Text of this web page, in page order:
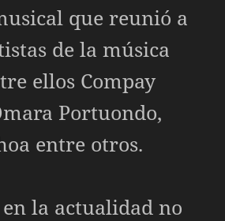
que reunió a
de la música
ellos Compay
Portuondo,
entre otros.
la actualidad no